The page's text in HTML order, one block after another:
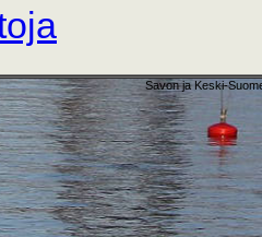
Savon ja Keski-